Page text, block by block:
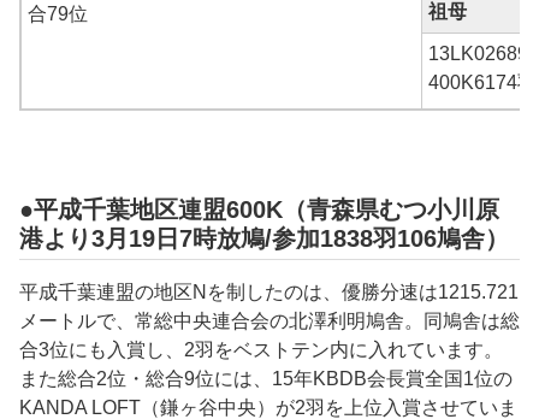
合79位
祖母
400K6174
●平成千葉地区連盟600K（青森県むつ小川原
港より3月19日7時放鳩/参加1838羽106鳩舎）
平成千葉連盟の地区Nを制したのは、優勝分速は1215.721
メートルで、常総中央連合会の北澤利明鳩舎。同鳩舎は総
合3位にも入賞し、2羽をベストテン内に入れています。
また総合2位・総合9位には、15年KBDB会長賞全国1位の
KANDA LOFT（鎌ヶ谷中央）が2羽を上位入賞させていま